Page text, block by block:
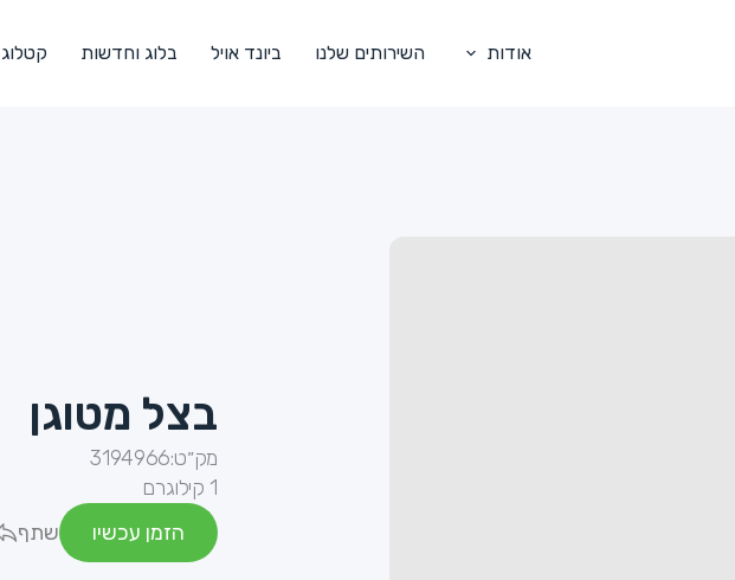
אודות השירותים שלנו ביונד אויל בלוג וחדשות קטלוג
בצל מטוגן
מק״ט:3194966
1 קילוגרם
הזמן עכשיו
שתף